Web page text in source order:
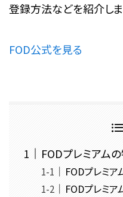
登録方法などを紹介しま
FOD公式を見る
FODプレミアム
FODプレミ
FODプレミア